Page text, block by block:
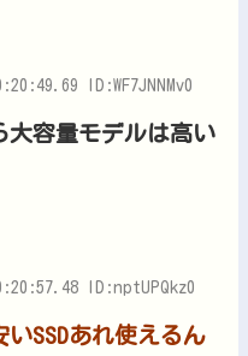
ID:WF7JNNMv0
大容量モデルは高い
ID:nptUPQkz0
SSDあれ使えるん